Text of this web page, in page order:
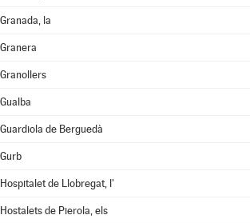
Granada, la
Granera
Granollers
Gualba
Guardiola de Berguedà
Gurb
Hospitalet de Llobregat, l'
Hostalets de Pierola, els